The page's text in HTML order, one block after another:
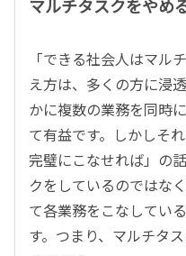
マルチタスクをやめ
「できる社会人はマル
え方は、多くの方に浸
かに複数の業務を同時
て有益です。しかしそ
完璧にこなせれば」の
クをしているのではな
て各業務をこなしてい
す。つまり、マルチタ